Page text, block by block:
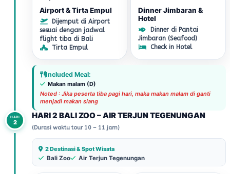
Airport & Tirta Empul
Dijemput di Airport
sesuai dengan jadwal
flight tiba di Bali
Tirta Empul
Dinner Jimbaran &
Hotel
Dinner di Pantai
Jimbaran (Seafood)
Check in Hotel
Included Meal:
Makan malam (D)
Noted : Jika peserta tiba pagi hari, maka makan malam di ganti
menjadi makan siang
HARI
2
HARI 2 BALI ZOO – AIR TERJUN TEGENUNGAN
(Durasi waktu tour 10 – 11 jam)
2 Destinasi & Spot Wisata
Bali Zoo
Air Terjun Tegenungan